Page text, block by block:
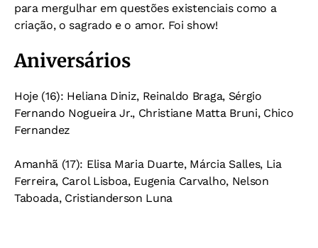
para mergulhar em questões existenciais como a
criação, o sagrado e o amor. Foi show!
Aniversários
Hoje (16): Heliana Diniz, Reinaldo Braga, Sérgio
Fernando Nogueira Jr., Christiane Matta Bruni, Chico
Fernandez
Amanhã (17): Elisa Maria Duarte, Márcia Salles, Lia
Ferreira, Carol Lisboa, Eugenia Carvalho, Nelson
Taboada, Cristianderson Luna